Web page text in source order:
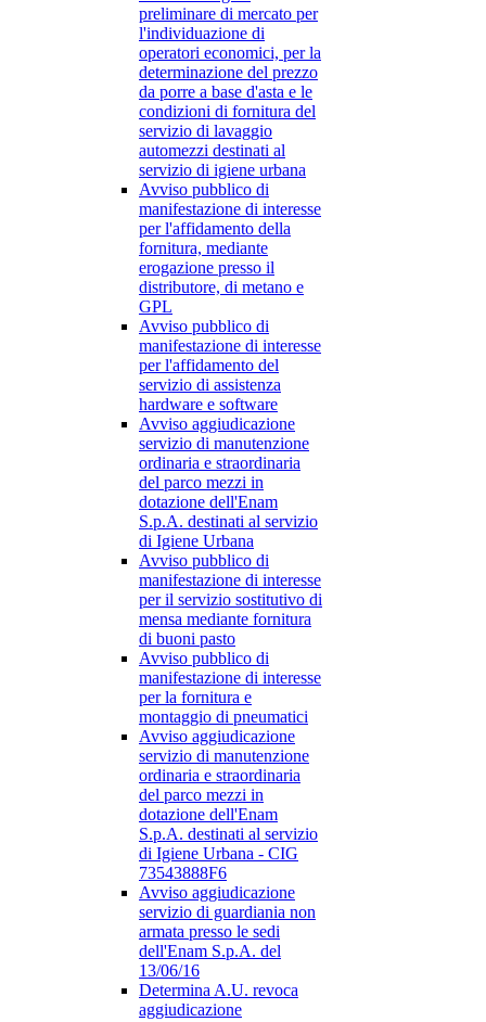
preliminare di mercato per
l'individuazione di
operatori economici, per la
determinazione del prezzo
da porre a base d'asta e le
condizioni di fornitura del
servizio di lavaggio
automezzi destinati al
servizio di igiene urbana
Avviso pubblico di
manifestazione di interesse
per l'affidamento della
fornitura, mediante
erogazione presso il
distributore, di metano e
GPL
Avviso pubblico di
manifestazione di interesse
per l'affidamento del
servizio di assistenza
hardware e software
Avviso aggiudicazione
servizio di manutenzione
ordinaria e straordinaria
del parco mezzi in
dotazione dell'Enam
S.p.A. destinati al servizio
di Igiene Urbana
Avviso pubblico di
manifestazione di interesse
per il servizio sostitutivo di
mensa mediante fornitura
di buoni pasto
Avviso pubblico di
manifestazione di interesse
per la fornitura e
montaggio di pneumatici
Avviso aggiudicazione
servizio di manutenzione
ordinaria e straordinaria
del parco mezzi in
dotazione dell'Enam
S.p.A. destinati al servizio
di Igiene Urbana - CIG
73543888F6
Avviso aggiudicazione
servizio di guardiania non
armata presso le sedi
dell'Enam S.p.A. del
13/06/16
Determina A.U. revoca
aggiudicazione